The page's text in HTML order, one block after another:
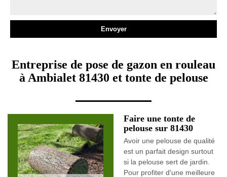
Entreprise de pose de gazon en rouleau
à Ambialet 81430 et tonte de pelouse
Faire une tonte de
pelouse sur 81430
Avoir une pelouse de qualité
est un parfait design surtout
si la pelouse sert de jardin.
Pour profiter d'une meilleure